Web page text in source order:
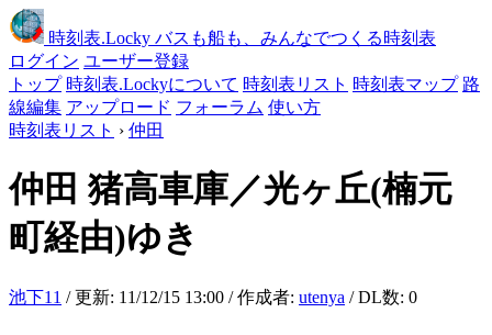
時刻表.Locky バスも船も、みんなでつくる時刻表
ログイン ユーザー登録
トップ 時刻表.Lockyについて 時刻表リスト 時刻表マップ 路
線編集 アップロード フォーラム 使い方
時刻表リスト › 仲田
仲田 猪高車庫／光ヶ丘(楠元
町経由)ゆき
池下11 / 更新: 11/12/15 13:00 / 作成者: utenya / DL数: 0